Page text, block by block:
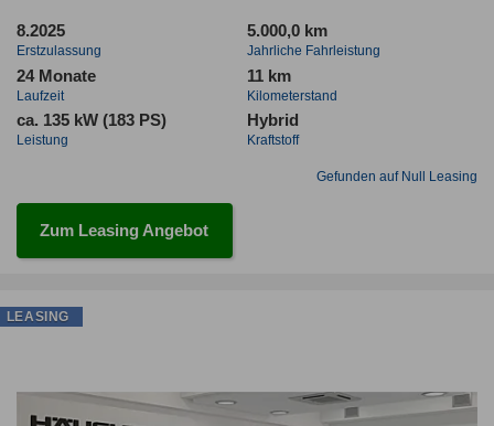
8.2025
Erstzulassung
5.000,0 km
Jahrliche Fahrleistung
24 Monate
Laufzeit
11 km
Kilometerstand
ca. 135 kW (183 PS)
Leistung
Hybrid
Kraftstoff
Gefunden auf Null Leasing
Zum Leasing Angebot
LEASING